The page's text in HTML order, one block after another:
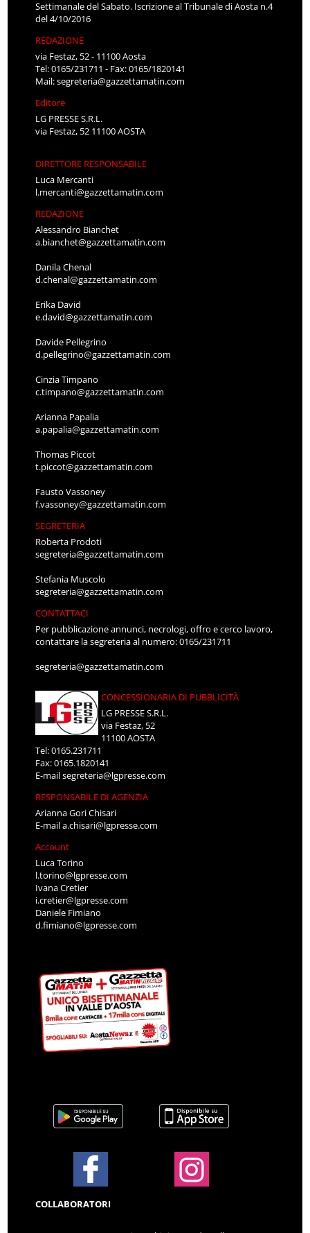
Settimanale del Sabato. Iscrizione al Tribunale di Aosta n.4
del 4/10/2016
REDAZIONE
via Festaz, 52 - 11100 Aosta
Tel: 0165/231711 - Fax: 0165/1820141
Mail:segreteria@gazzettamatin.com
Editore
LG PRESSE S.R.L.
via Festaz, 52 11100 AOSTA
DIRETTORE RESPONSABILE
Luca Mercanti
l.mercanti@gazzettamatin.com
REDAZIONE
Alessandro Bianchet
a.bianchet@gazzettamatin.com
Danila Chenal
d.chenal@gazzettamatin.com
Erika David
e.david@gazzettamatin.com
Davide Pellegrino
d.pellegrino@gazzettamatin.com
Cinzia Timpano
c.timpano@gazzettamatin.com
Arianna Papalia
a.papalia@gazzettamatin.com
Thomas Piccot
t.piccot@gazzettamatin.com
Fausto Vassoney
f.vassoney@gazzettamatin.com
SEGRETERIA
Roberta Prodoti
segreteria@gazzettamatin.com
Stefania Muscolo
segreteria@gazzettamatin.com
CONTATTACI
Per pubblicazione annunci, necrologi, offro e cerco lavoro,
contattare la segreteria al numero: 0165/231711
segreteria@gazzettamatin.com
CONCESSIONARIA DI PUBBLICITÀ
LG PRESSE S.R.L.
via Festaz, 52
11100 AOSTA
Tel: 0165.231711
Fax: 0165.1820141
E-mailsegreteria@lgpresse.com
RESPONSABILE DI AGENZIA
Arianna Gori Chisari
E-maila.chisari@lgpresse.com
Account
Luca Torino
l.torino@lgpresse.com
Ivana Cretier
i.cretier@lgpresse.com
Daniele Fimiano
d.fimiano@lgpresse.com
COLLABORATORI